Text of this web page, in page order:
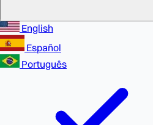
English
Español
Português